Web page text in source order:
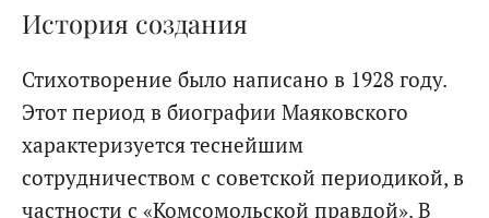
История создания
Стихотворение было написано в 1928 году.
Этот период в биографии Маяковского
характеризуется теснейшим
сотрудничеством с советской периодикой, в
частности с «Комсомольской правдой». В